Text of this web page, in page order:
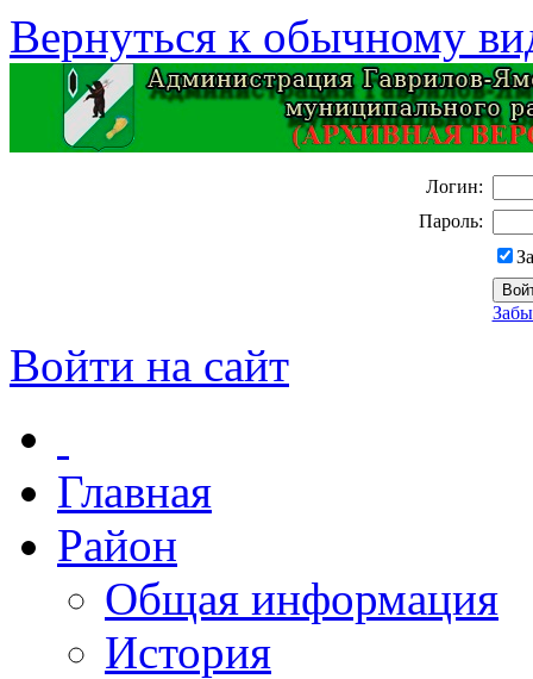
Вернуться к обычному
Логин:
Пароль:
Войти на сайт
Главная
Район
Общая информация
История